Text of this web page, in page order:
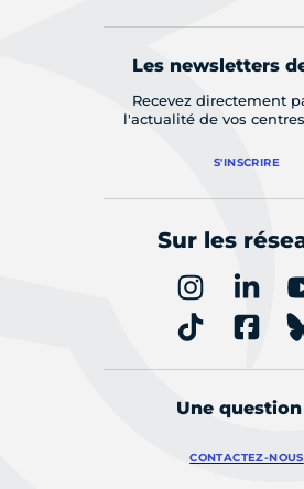
Les newsletters
Recevez directement
l'actualité de vos
S'INSCRIRE
Sur les
Une question
CONTACTEZ-NOUS